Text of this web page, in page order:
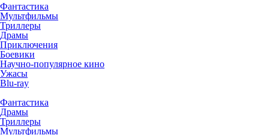
Фантастика
Мультфильмы
Триллеры
Драмы
Приключения
Боевики
Научно-популярное кино
Ужасы
Blu-ray
Фантастика
Драмы
Триллеры
Мультфильмы